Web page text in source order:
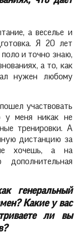
а веселье и
Я 20 лет
и точно знаю,
а то, как
нужен любому
участвовать
у меня никак не
тренировки. А
дистанцию за
хочешь, а на
генеральный
Какие у вас
ли вы